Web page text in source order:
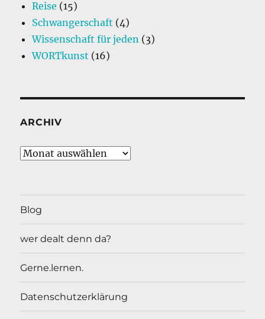
Reise (15)
Schwangerschaft (4)
Wissenschaft für jeden (3)
WORTkunst (16)
ARCHIV
Archiv
Blog
wer dealt denn da?
Gerne.lernen.
Datenschutzerklärung